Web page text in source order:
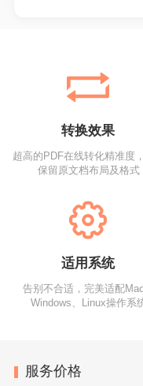
转换效果
超高的PDF在线转化精准度
保留原文档布局及格式
适用系统
告别不合适，完美适配Mac
Windows、Linux操作系
服务价格